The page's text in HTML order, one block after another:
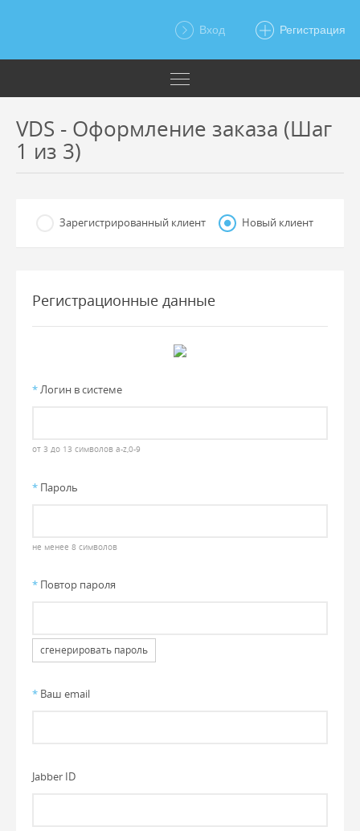
Вход Регистрация
VDS - Оформление заказа (Шаг
1 из 3)
Зарегистрированный клиент Новый клиент
Регистрационные данные
*Логин в системе
от 3 до 13 символов a-z,0-9
* Пароль
не менее 8 символов
* Повтор пароля
сгенерировать пароль
* Ваш email
Jabber ID